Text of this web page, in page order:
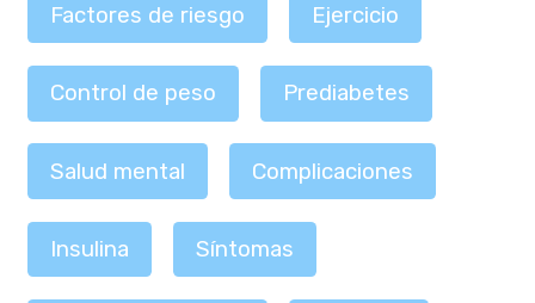
Factores de riesgo Ejercicio
Control de peso Prediabetes
Salud mental Complicaciones
Insulina Síntomas